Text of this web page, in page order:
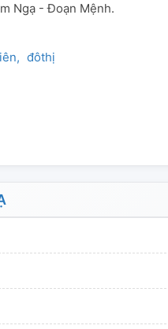
Ngạ - Đoạn Mệnh.
đôthị